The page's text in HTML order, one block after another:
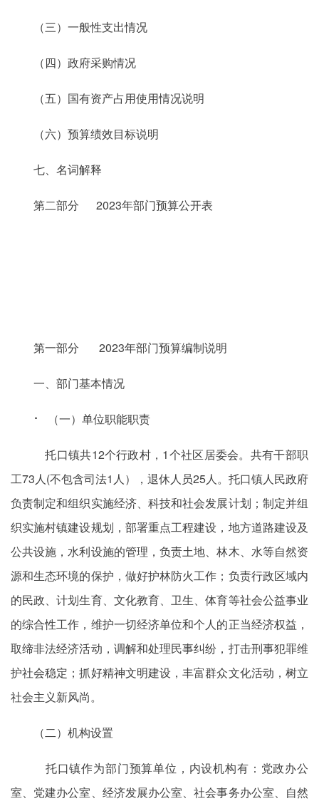
（三）一般性支出情况
（四）政府采购情况
（五）国有资产占用使用情况说明
（六）预算绩效目标说明
七、名词解释
第二部分 2023年部门预算公开表
第一部分 2023年部门预算编制说明
一、部门基本情况
⠂ （一）单位职能职责
托口镇共12个行政村，1个社区居委会。共有干部职
工73人(不包含司法1人），退休人员25人。托口镇人民政府
负责制定和组织实施经济、科技和社会发展计划；制定并组
织实施村镇建设规划，部署重点工程建设，地方道路建设及
公共设施，水利设施的管理，负责土地、林木、水等自然资
源和生态环境的保护，做好护林防火工作；负责行政区域内
的民政、计划生育、文化教育、卫生、体育等社会公益事业
的综合性工作，维护一切经济单位和个人的正当经济权益，
取缔非法经济活动，调解和处理民事纠纷，打击刑事犯罪维
护社会稳定；抓好精神文明建设，丰富群众文化活动，树立
社会主义新风尚。
（二）机构设置
托口镇作为部门预算单位，内设机构有：党政办公
室、党建办公室、经济发展办公室、社会事务办公室、自然